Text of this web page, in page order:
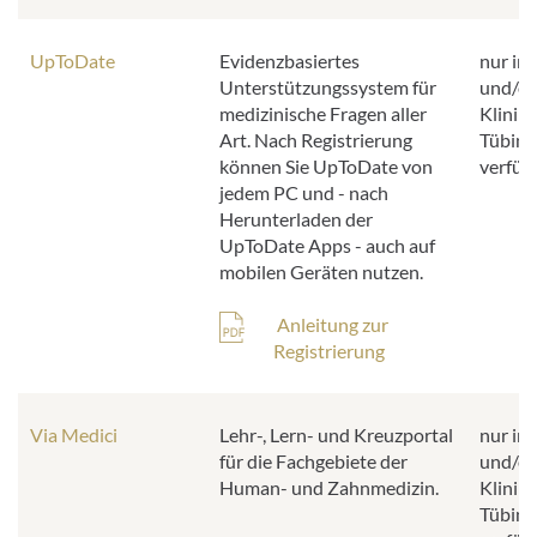
UpToDate
Evidenzbasiertes
Unterstützungssystem für
medizinische Fragen aller
Art. Nach Registrierung
können Sie UpToDate von
jedem PC und - nach
Herunterladen der
UpToDate Apps - auch auf
mobilen Geräten nutzen.
Anleitung zur
Registrierung
nur
und/
Via Medici
Lehr-, Lern- und Kreuzportal
für die Fachgebiete der
Human- und Zahnmedizin.
nur
und/